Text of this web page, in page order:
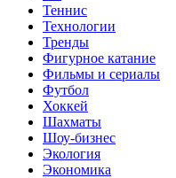
Теннис
Технологии
Тренды
Фигурное катание
Фильмы и сериалы
Футбол
Хоккей
Шахматы
Шоу-бизнес
Экология
Экономика